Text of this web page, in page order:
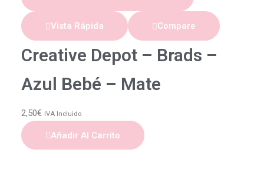
Vista Rápida Compare
Creative Depot – Brads –
Azul Bebé – Mate
2,50€ IVA Incluido
Añadir Al Carrito